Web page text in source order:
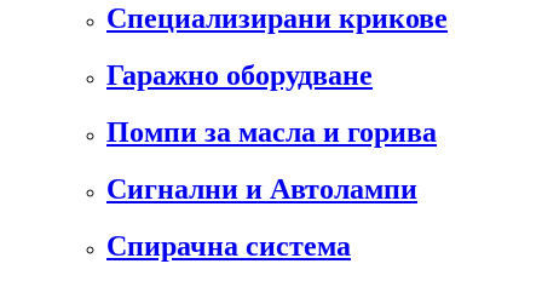
Специализирани крикове
Гаражно оборудване
Помпи за масла и горива
Сигнални и Автолампи
Спирачна система